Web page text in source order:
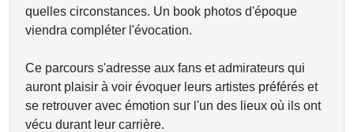
quelles circonstances. Un book photos d'époque
viendra compléter l'évocation.
Ce parcours s'adresse aux fans et admirateurs qui
auront plaisir à voir évoquer leurs artistes préférés et
se retrouver avec émotion sur l'un des lieux où ils ont
vécu durant leur carrière.